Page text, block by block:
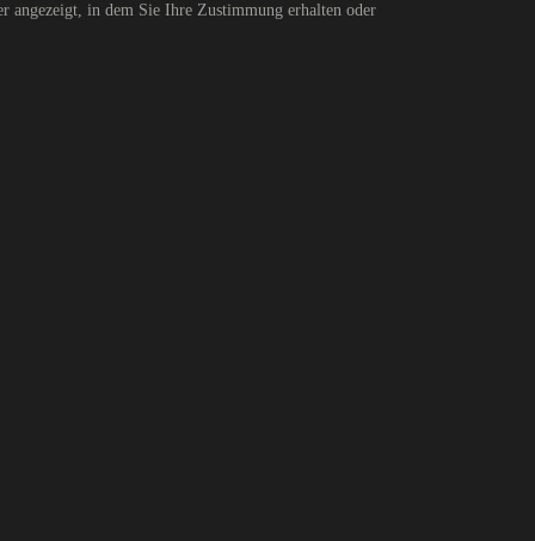
angezeigt, in dem Sie Ihre Zustimmung erhalten oder